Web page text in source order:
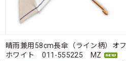
晴雨兼用58cm長傘（ライン柄）オフ
ホワイト 011-555225 MZ